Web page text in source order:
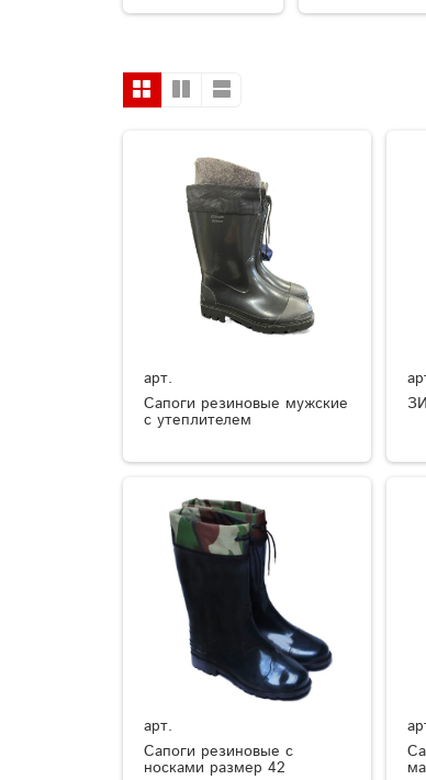
арт.
Сапоги резиновые мужские
с утеплителем
арт.
Сапоги резиновые с
носками размер 42